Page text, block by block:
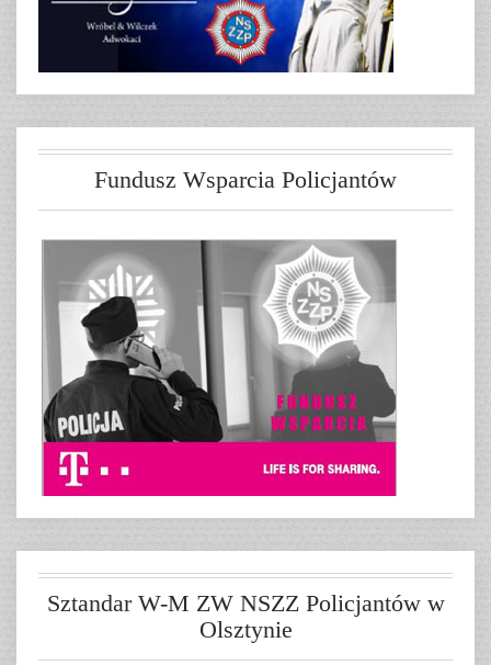
Fundusz Wsparcia Policjantów
Sztandar W-M ZW NSZZ Policjantów w
Olsztynie